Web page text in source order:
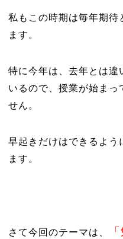
私もこの時期は毎年期待
ます。
特に今年は、去年とは違
いるので、授業が始まっ
せん。
早起きだけはできるよう
ます。
さて今回のテーマは、